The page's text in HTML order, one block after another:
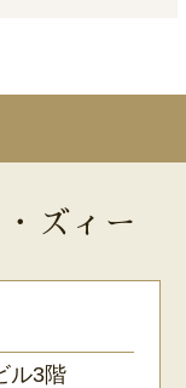
ズィー
ル3階